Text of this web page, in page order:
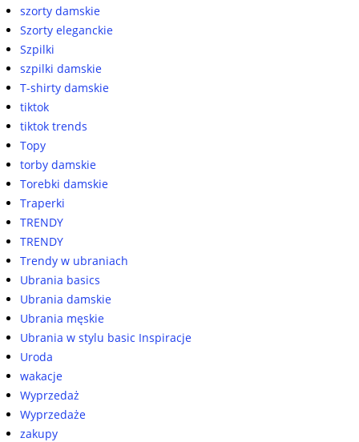
szorty damskie
Szorty eleganckie
Szpilki
szpilki damskie
T-shirty damskie
tiktok
tiktok trends
Topy
torby damskie
Torebki damskie
Traperki
TRENDY
TRENDY
Trendy w ubraniach
Ubrania basics
Ubrania damskie
Ubrania męskie
Ubrania w stylu basic Inspiracje
Uroda
wakacje
Wyprzedaż
Wyprzedaże
zakupy